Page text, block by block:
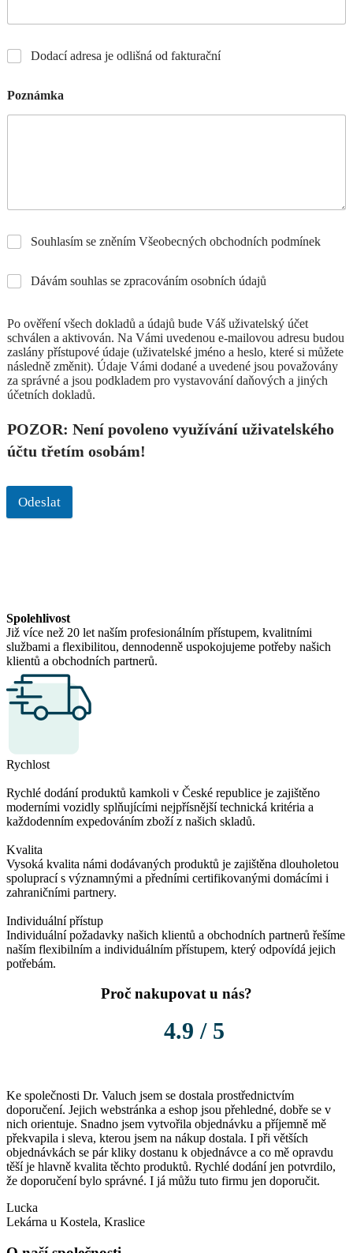
Dodací adresa je odlišná od fakturační
Poznámka
Souhlasím se zněním Všeobecných obchodních podmínek
Dávám souhlas se zpracováním osobních údajů
Po ověření všech dokladů a údajů bude Váš uživatelský účet
schválen a aktivován. Na Vámi uvedenou e-mailovou adresu budou
zaslány přístupové údaje (uživatelské jméno a heslo, které si můžete
následně změnit). Údaje Vámi dodané a uvedené jsou považovány
za správné a jsou podkladem pro vystavování daňových a jiných
účetních dokladů.
POZOR: Není povoleno využívání uživatelského
účtu třetím osobám!
Odeslat
Spolehlivost
Již více než 20 let naším profesionálním přístupem, kvalitními
službami a flexibilitou, dennodenně uspokojujeme potřeby našich
klientů a obchodních partnerů.
Rychlost
Rychlé dodání produktů kamkoli v České republice je zajištěno
moderními vozidly splňujícími nejpřísnější technická kritéria a
každodenním expedováním zboží z našich skladů.
Kvalita
Vysoká kvalita námi dodávaných produktů je zajištěna dlouholetou
spoluprací s významnými a předními certifikovanými domácími i
zahraničními partnery.
Individuální přístup
Individuální požadavky našich klientů a obchodních partnerů řešíme
naším flexibilním a individuálním přístupem, který odpovídá jejich
potřebám.
Proč nakupovat u nás?
4.9 / 5
Ke společnosti Dr. Valuch jsem se dostala prostřednictvím
doporučení. Jejich webstránka a eshop jsou přehledné, dobře se v
nich orientuje. Snadno jsem vytvořila objednávku a příjemně mě
překvapila i sleva, kterou jsem na nákup dostala. I při větších
objednávkách se pár kliky dostanu k objednávce a co mě opravdu
těší je hlavně kvalita těchto produktů. Rychlé dodání jen potvrdilo,
že doporučení bylo správné. I já můžu tuto firmu jen doporučit.
Lucka
Lekárna u Kostela, Kraslice